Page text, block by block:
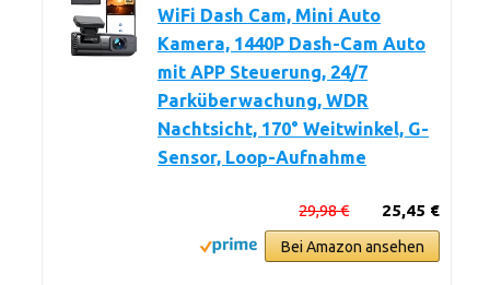
WiFi Dash Cam, Mini Auto
Kamera, 1440P Dash-Cam Auto
mit APP Steuerung, 24/7
Parküberwachung, WDR
Nachtsicht, 170° Weitwinkel, G-
Sensor, Loop-Aufnahme
25,45 €
29,98 €
Bei Amazon ansehen